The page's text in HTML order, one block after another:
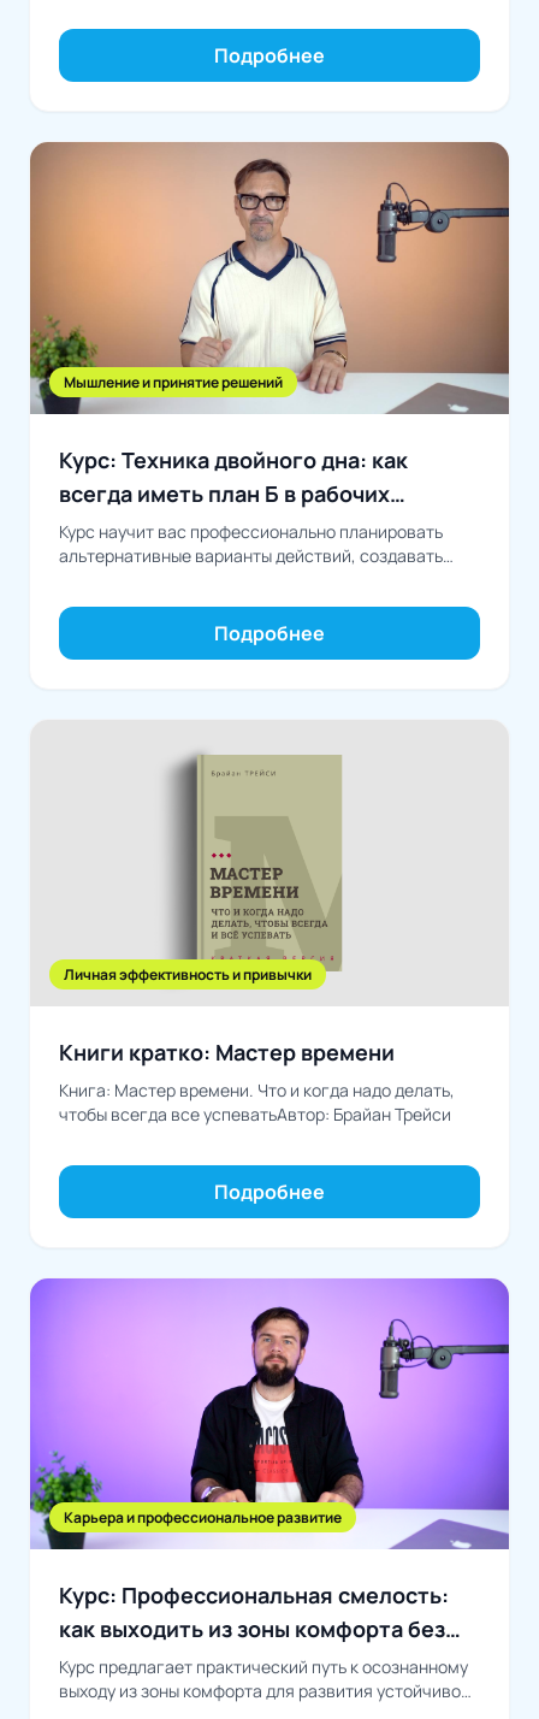
Подробнее
Мышление и принятие решений
Курс: Техника двойного дна: как
всегда иметь план Б в рабочих
ситуациях
Курс научит вас профессионально планировать
альтернативные варианты действий, создавать
предусматривать решения для различных
ситуаций, превращая...Подробнее
Личная эффективность и привычки
Книги кратко: Мастер времени
Книга: Мастер времени. Что и когда надо делать,
чтобы всегда все успеватьАвтор: Брайан Трейси
Подробнее
Карьера и профессиональное развитие
Курс: Профессиональная смелость:
как выходить из зоны комфорта без
риска выгорания
Курс предлагает практический путь к осознанному
выходу из зоны комфорта для развития устойчивой